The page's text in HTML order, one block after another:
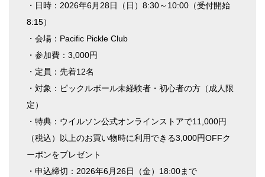
・日時：2026年6月28日（日）8:30～10:00（受付開始
8:15）
・会場：Pacific Pickle Club
・参加費：3,000円
・定員：先着12名
・対象：ピックルボール未経験者・初心者の方（成人限
定）
・特典：ウイルソン公式オンラインストアで11,000円
（税込）以上のお買い物時に利用できる3,000円OFFク
ーポンをプレゼント
・申込締切：2026年6月26日（金）18:00まで